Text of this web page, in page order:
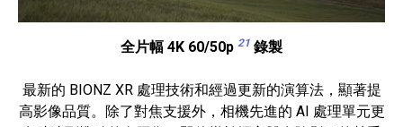
全片幅 4K 60/50p 21 錄製
最新的 BIONZ XR 處理技術和經過更新的演算法，顯著提
高影像品質。除了對焦支援外，相機先進的 AI 處理單元更